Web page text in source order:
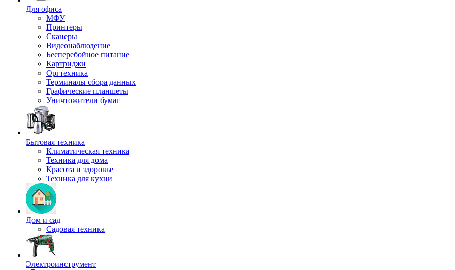
Для офиса
МФУ
Принтеры
Сканеры
Видеонаблюдение
Бесперебойное питание
Картриджи
Оргтехника
Терминалы сбора данных
Графические планшеты
Уничтожители бумаг
Бытовая техника
Климатическая техника
Техника для дома
Красота и здоровье
Техника для кухни
Дом и сад
Садовая техника
Электроинструмент